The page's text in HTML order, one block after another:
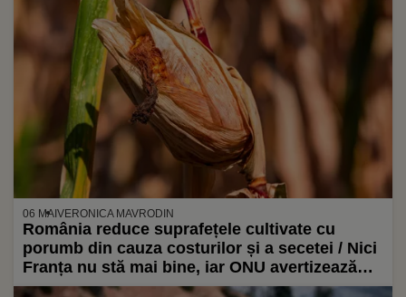
06 MAI VERONICA MAVRODIN
România reduce suprafețele cultivate cu
porumb din cauza costurilor și a secetei / Nici
Franța nu stă mai bine, iar ONU avertizează
asupra riscului de foamete